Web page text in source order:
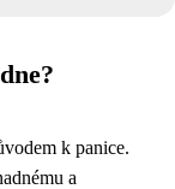
k panice.
a